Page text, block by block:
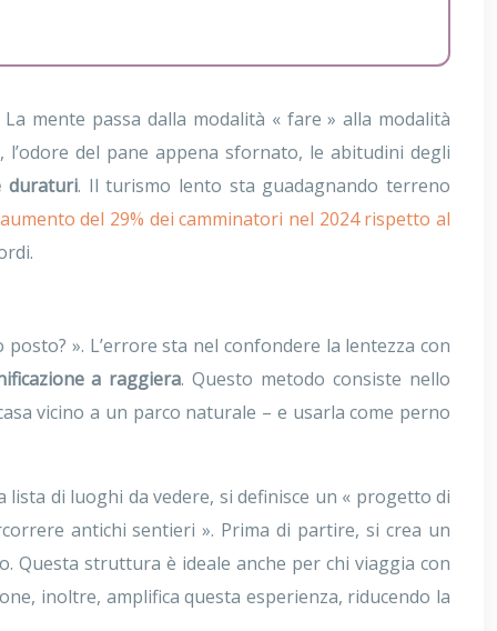
mente passa dalla modalità « fare » alla modalità
del pane appena sfornato, le abitudini degli
duraturi. Il turismo lento sta guadagnando terreno
aumento del 29% dei camminatori nel 2024 rispetto al
». L’errore sta nel confondere la lentezza con
a raggiera. Questo metodo consiste nello
vicino a un parco naturale – e usarla come perno
di luoghi da vedere, si definisce un « progetto di
antichi sentieri ». Prima di partire, si crea un
Questa struttura è ideale anche per chi viaggia con
inoltre, amplifica questa esperienza, riducendo la